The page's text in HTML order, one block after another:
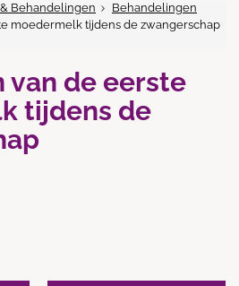
Behandelingen
Behandelingen
moedermelk tijdens de zwangerschap
van de eerste
tijdens de